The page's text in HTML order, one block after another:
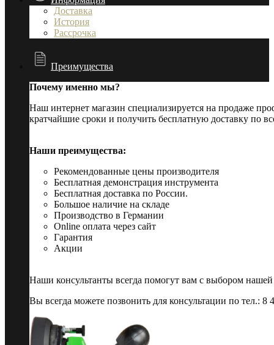
Доставка
История
Рассрочка
Преимущества
Почему именно мы?
Наш интернет магазин специализируется на продаже
кратчайшие сроки и получить бесплатную доставку по
Наши преимущества:
Рекомендованные цены производителя
Бесплатная демонстрация инструмента
Бесплатная доставка по России.
Большое наличие на складе
Производство в Германии
Online оплата через сайт
Гарантия
Акции
Наши консультанты всегда помогут вам с выбором
Вы всегда можете позвонить для консультации по тел.: